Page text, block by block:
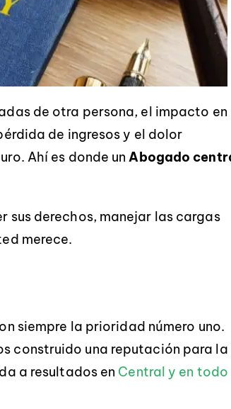
de otra persona, el impacto en
de ingresos y el dolor
Ahí es donde unAbogado
sus derechos, manejar las cargas
merece.
siempre la prioridad número uno.
construido una reputación para la
a resultados en Central y en todo
personal! Muy
hasta el
de un bufete de
y de fiar.
El servicio fue
extremadamente